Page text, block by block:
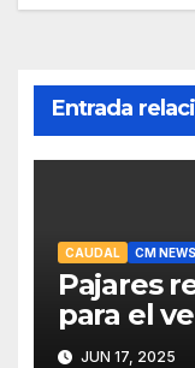
Entrada
CAUDAL CM NEWS
Pajares
para el
JUN 17, 2025